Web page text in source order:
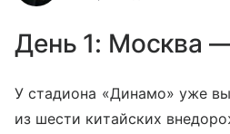
День 1: Москва
У стадиона «Динамо» уже
из шести китайских